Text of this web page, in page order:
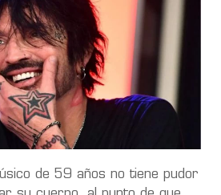
de 59 años no tiene pudor